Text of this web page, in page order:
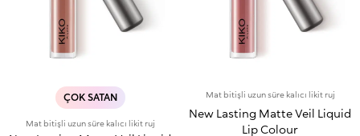
ÇOK SATAN
Mat bitişli uzun süre kalıcı likit ruj
Mat bitişli uzun süre kalıcı likit ruj
New Lasting Matte Veil Liquid
Lip Colour